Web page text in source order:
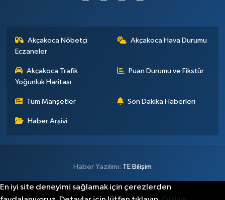
Akçakoca Nöbetçi
Eczaneler
Akçakoca Hava Durumu
Akçakoca Trafik
Yoğunluk Haritası
Puan Durumu ve Fikstür
Tüm Manşetler Son Dakika Haberleri
Haber Arşivi
Haber Yazılımı: TE Bilişim
En iyi site deneyimi sağlamak için çerezlerden